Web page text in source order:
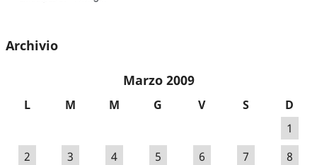
Archivio
Marzo 2009
L M M G V S
D
1
2
3 4 5 6 7
8